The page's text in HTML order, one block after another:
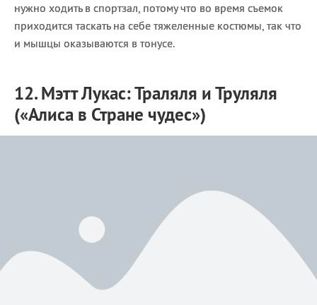
нужно ходить в спортзал, потому что во время съемок
приходится таскать на себе тяжеленные костюмы, так что
и мышцы оказываются в тонусе.
12. Мэтт Лукас: Траляля и Труляля
(«Алиса в Стране чудес»)